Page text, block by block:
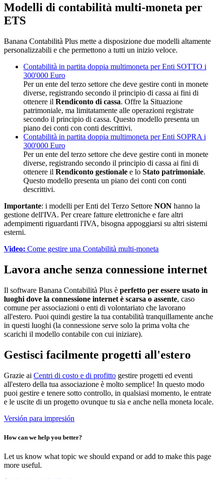
Modelli di contabilità multi-moneta per
ETS
Banana Contabilità Plus mette a disposizione due modelli altamente
personalizzabili e che permettono a tutti un inizio veloce.
Contabilità in partita doppia multimoneta per Enti SOTTO i
300'000 Euro
Per un ente del terzo settore che deve gestire conti in monete
diverse, registrando secondo il principio di cassa ai fini di
ottenere il Rendiconto di cassa. Offre la Situazione
patrimoniale, ma limitatamente alle operazioni registrate
secondo il principio di cassa. Questo modello presenta un
piano dei conti con conti descrittivi.
Contabilità in partita doppia multimoneta per Enti SOPRA i
300'000 Euro
Per un ente del terzo settore che deve gestire conti in monete
diverse, registrando secondo il principio di cassa ai fini di
ottenere il Rendiconto gestionale e lo Stato patrimoniale.
Questo modello presenta un piano dei conti con conti
descrittivi.
Importante: i modelli per Enti del Terzo Settore NON hanno la
gestione dell'IVA. Per creare fatture elettroniche e fare altri
adempimenti riguardanti l'IVA, bisogna appoggiarsi su altri sistemi
esterni.
Video: Come gestire una Contabilità multi-moneta
Lavora anche senza connessione internet
Il software Banana Contabilità Plus è perfetto per essere usato in
luoghi dove la connessione internet è scarsa o assente, caso
comune per associazioni o enti di volontariato che lavorano
all'estero. Puoi quindi gestire la tua contabilità tranquillamente anche
in questi luoghi (la connessione serve solo la prima volta che
scarichi il modello contabile con cui iniziare).
Gestisci facilmente progetti all'estero
Grazie ai Centri di costo e di profitto gestire progetti ed eventi
all'estero della tua associazione è molto semplice! In questo modo
puoi gestire e tenere sotto controllo, in qualsiasi momento, le entrate
e le uscite di un progetto ovunque tu sia e anche nella moneta locale.
Versión para impresión
How can we help you better?
Let us know what topic we should expand or add to make this page
more useful.